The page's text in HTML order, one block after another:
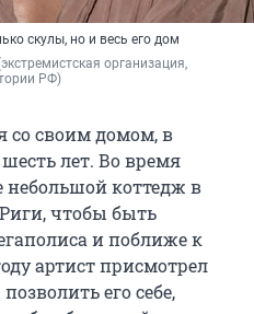
скулы, но и весь его дом
организация,
РФ)
своим домом, в
лет. Во время
небольшой коттедж в
чтобы быть
и поближе к
артист присмотрел
его себе,